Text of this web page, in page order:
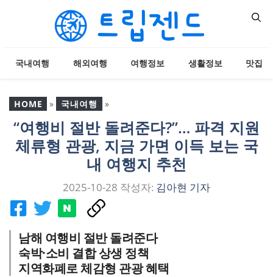
뛰
기
국내여행 해외여행 여행정보 생활정보 맛집
HOME » 국내여행 »
“여행비 절반 돌려준다?”…
파격 지원 체류형 관광, 지
금 가면 이득 보는 국내 여
“여행비 절반 돌려준다?”… 파격 지원
체류형 관광, 지금 가면 이득 보는 국
내 여행지 추천
2025-10-28 작성자: 김아현 기자
남해 여행비 절반 돌려준다
숙박·소비 결합 상생 정책
지역화폐로 체감형 관광 혜택